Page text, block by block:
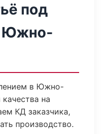
под
Южно-
в Южно-
на
КД заказчика,
производство.